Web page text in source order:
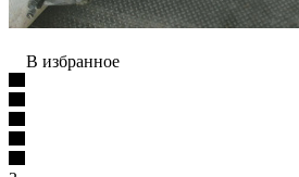
В избранное